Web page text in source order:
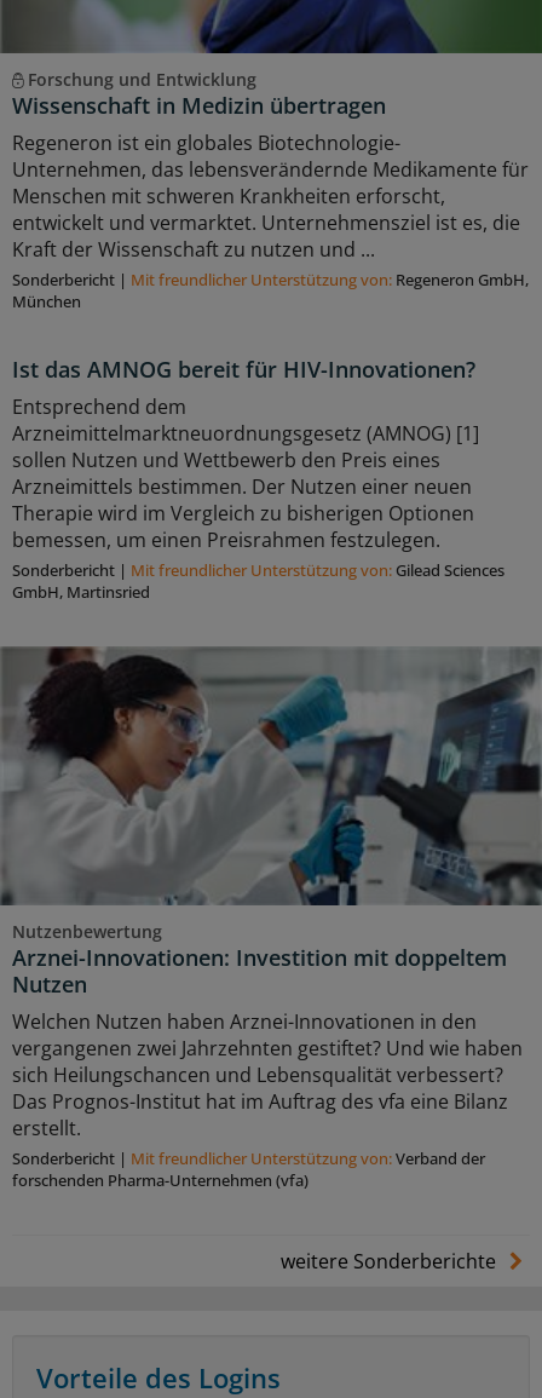
Forschung und Entwicklung
Wissenschaft in Medizin übertragen
Regeneron ist ein globales Biotechnologie-
Unternehmen, das lebensverändernde Medikamente für
Menschen mit schweren Krankheiten erforscht,
entwickelt und vermarktet. Unternehmensziel ist es, die
Kraft der Wissenschaft zu nutzen und ...
Sonderbericht | Mit freundlicher Unterstützung von: Regeneron GmbH,
München
Ist das AMNOG bereit für HIV-Innovationen?
Entsprechend dem
Arzneimittelmarktneuordnungsgesetz (AMNOG) [1]
sollen Nutzen und Wettbewerb den Preis eines
Arzneimittels bestimmen. Der Nutzen einer neuen
Therapie wird im Vergleich zu bisherigen Optionen
bemessen, um einen Preisrahmen festzulegen.
Sonderbericht | Mit freundlicher Unterstützung von: Gilead Sciences
GmbH, Martinsried
Nutzenbewertung
Arznei-Innovationen: Investition mit doppeltem
Nutzen
Welchen Nutzen haben Arznei-Innovationen in den
vergangenen zwei Jahrzehnten gestiftet? Und wie haben
sich Heilungschancen und Lebensqualität verbessert?
Das Prognos-Institut hat im Auftrag des vfa eine Bilanz
erstellt.
Sonderbericht | Mit freundlicher Unterstützung von:Verband der
forschenden Pharma-Unternehmen (vfa)
weitere Sonderberichte
Vorteile des Logins